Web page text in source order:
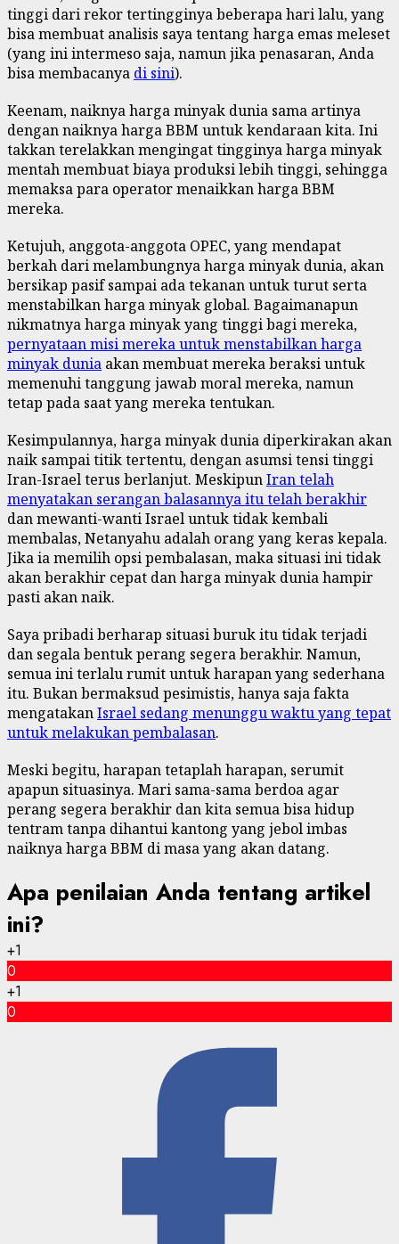
tinggi dari rekor tertingginya beberapa hari lalu, yang
bisa membuat analisis saya tentang harga emas meleset
(yang ini intermeso saja, namun jika penasaran, Anda
bisa membacanya di sini).
Keenam, naiknya harga minyak dunia sama artinya
dengan naiknya harga BBM untuk kendaraan kita. Ini
takkan terelakkan mengingat tingginya harga minyak
mentah membuat biaya produksi lebih tinggi, sehingga
memaksa para operator menaikkan harga BBM
mereka.
Ketujuh, anggota-anggota OPEC, yang mendapat
berkah dari melambungnya harga minyak dunia, akan
bersikap pasif sampai ada tekanan untuk turut serta
menstabilkan harga minyak global. Bagaimanapun
nikmatnya harga minyak yang tinggi bagi mereka,
pernyataan misi mereka untuk menstabilkan harga
minyak dunia akan membuat mereka beraksi untuk
memenuhi tanggung jawab moral mereka, namun
tetap pada saat yang mereka tentukan.
Kesimpulannya, harga minyak dunia diperkirakan akan
naik sampai titik tertentu, dengan asumsi tensi tinggi
Iran-Israel terus berlanjut. MeskipunIran telah
menyatakan serangan balasannya itu telah berakhir
dan mewanti-wanti Israel untuk tidak kembali
membalas, Netanyahu adalah orang yang keras kepala.
Jika ia memilih opsi pembalasan, maka situasi ini tidak
akan berakhir cepat dan harga minyak dunia hampir
pasti akan naik.
Saya pribadi berharap situasi buruk itu tidak terjadi
dan segala bentuk perang segera berakhir. Namun,
semua ini terlalu rumit untuk harapan yang sederhana
itu. Bukan bermaksud pesimistis, hanya saja fakta
mengatakanIsrael sedang menunggu waktu yang tepat
untuk melakukan pembalasan.
Meski begitu, harapan tetaplah harapan, serumit
apapun situasinya. Mari sama-sama berdoa agar
perang segera berakhir dan kita semua bisa hidup
tentram tanpa dihantui kantong yang jebol imbas
naiknya harga BBM di masa yang akan datang.
Apa penilaian Anda tentang artikel
ini?
+1
0
+1
0